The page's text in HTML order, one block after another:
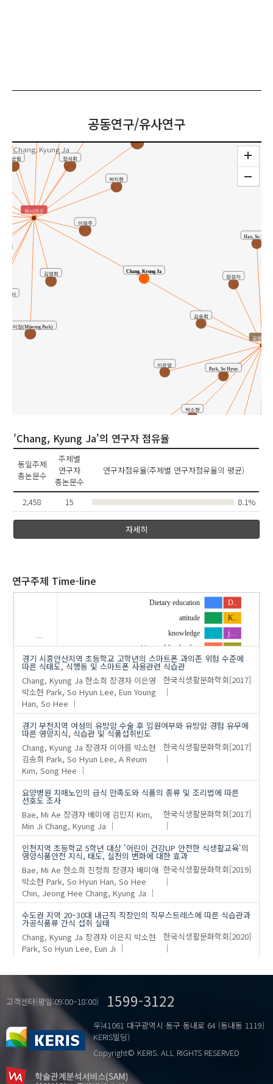
공동연구/유사연구
Chang, Kyung Ja
Park, So Hyun
박소현
김송희
장경자
Han, So Hee
이은영
김영희
박미정(Mijeong Park)
박지현
서순림
유수정
이영주
Hee)
정석희
Chang, Kyung Ja
공동연구
유사연구
'Chang, Kyung Ja'의 연구자 점유율
동일주제
총논문수
주제별
연구자
총논문수
연구자점유율(주제별 연구자점유율의 평균)
2,458 15 8.1%
자세히
연구주제 Time-line
…
Dietary education
D..
K..
attitude
j…
knowledge
nutrition and food safety
o..
practice
s..
'Chang, Kyung Ja'
경기 시흥안산지역 초등학교 고학년의 스마트폰 과의존 위험 수준에
따른 식태도, 식행동 및 스마트폰 사용관련 식습관
Chang, Kyung Ja 한소희 장경자 이은영
박소현 Park, So Hyun Lee, Eun Young
Han, So Hee
한국식생활문화학회[2017]
경기 부천지역 여성의 유방암 수술 후 입원여부와 유방암 경험 유무에
따른 영양지식, 식습관 및 식품섭취빈도
Chang, Kyung Ja 장경자 이아름 박소현
김송희 Park, So Hyun Lee, A Reum
Kim, Song Hee
한국식생활문화학회[2017]
요양병원 치매노인의 급식 만족도와 식품의 종류 및 조리법에 따른
선호도 조사
Bae, Mi Ae 장경자 배미애 김민지 Kim,
Min Ji Chang, Kyung Ja
한국식생활문화학회[2017]
인천지역 초등학교 5학년 대상 '어린이 건강UP 안전한 식생활교육'의
영양식품안전 지식, 태도, 실천의 변화에 대한 효과
Bae, Mi Ae 한소희 진정희 장경자 배미애
박소현 Park, So Hyun Han, So Hee
Chin, Jeong Hee Chang, Kyung Ja
한국식생활문화학회[2019]
수도권 지역 20~30대 내근직 직장인의 직무스트레스에 따른 식습관과
가공식품류 간식 섭취 실태
Chang, Kyung Ja 장경자 이은지 박소현
Park, So Hyun Lee, Eun Ji
한국식생활문화학회[2020]
고객센터(평일:09:00~18:00) 1599-3122
우)41061 대구광역시 동구 동내로 64 (동내동 1119)
KERIS빌딩)
Copyright© KERIS. ALL RIGHTS RESERVED